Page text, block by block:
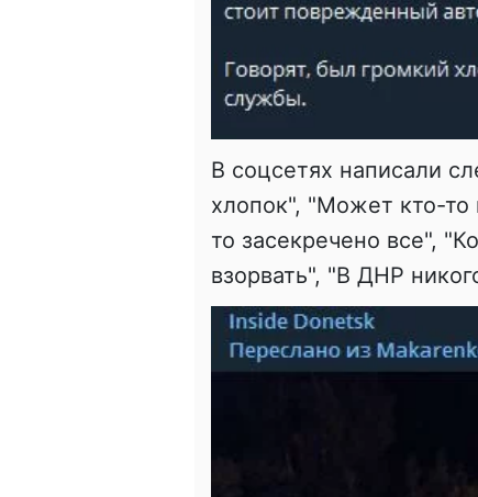
В соцсетях написали
хлопок", "Может кто-то
то засекречено все",
взорвать", "В ДНР